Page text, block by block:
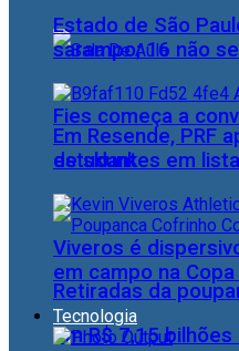
Fies começa a
estudantes em
Retiradas da
em R$ 7,15 bilhões
Estado de São
sarampo; 16 não
Em Resende, PRF
de skunk
Viveros é
em campo na Copa
Tecnologia